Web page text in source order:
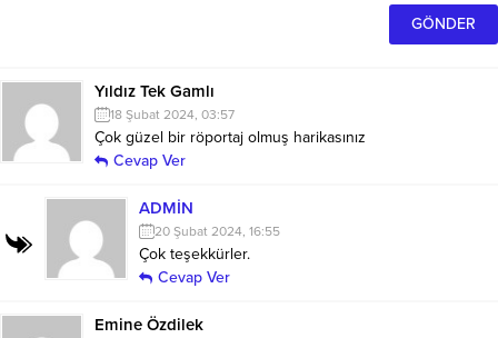
Yıldız Tek Gamlı
18 Şubat 2024, 03:57
Çok güzel bir röportaj olmuş harikasınız
Cevap Ver
ADMİN
20 Şubat 2024, 16:55
Çok teşekkürler.
Cevap Ver
Emine Özdilek